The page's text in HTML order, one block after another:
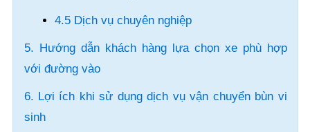
4.5 Dịch vụ chuyên nghiệp
5. Hướng dẫn khách hàng lựa chọn xe phù hợp
với đường vào
6. Lợi ích khi sử dụng dịch vụ vận chuyển bùn vi
sinh